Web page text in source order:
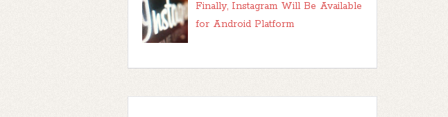
Finally, Instagram Will Be Available
for Android Platform